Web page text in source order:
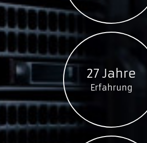
CP30104H
CP30124
CP30174E
CP30204
CP3024
CP30254/H
CP30344
CP3044
CP3104
27 Jahre
Erfahrung